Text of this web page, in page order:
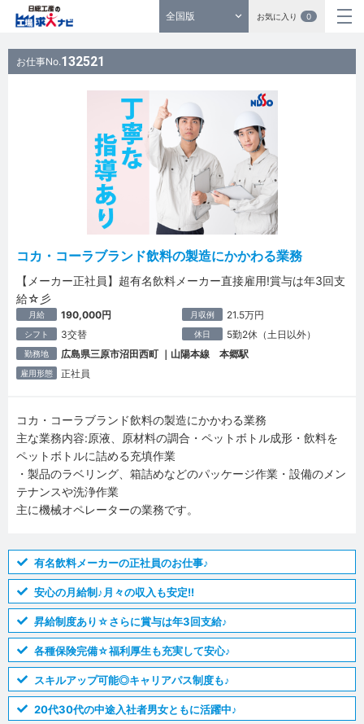
全国版 お気に入り 0
お仕事No.132521
コカ・コーラブランド飲料の製造にかかわる業務
【メーカー正社員】超有名飲料メーカー直接雇用!賞与は年3回支
給☆彡
月給 190,000円 月収例 21.5万円
シフト 3交替 休日 5勤2休（土日以外）
勤務地 広島県三原市沼田西町 ｜山陽本線 本郷駅
雇用形態 正社員
コカ・コーラブランド飲料の製造にかかわる業務
主な業務内容:原液、原材料の調合・ペットボトル成形・飲料を
ペットボトルに詰める充填作業
・製品のラベリング、箱詰めなどのパッケージ作業・設備のメン
テナンスや洗浄作業
主に機械オペレーターの業務です。
有名飲料メーカーの正社員のお仕事♪
安心の月給制♪月々の収入も安定!!
昇給制度あり☆さらに賞与は年3回支給♪
各種保険完備☆福利厚生も充実して安心♪
スキルアップ可能◎キャリアパス制度も♪
20代30代の中途入社者男女ともに活躍中♪